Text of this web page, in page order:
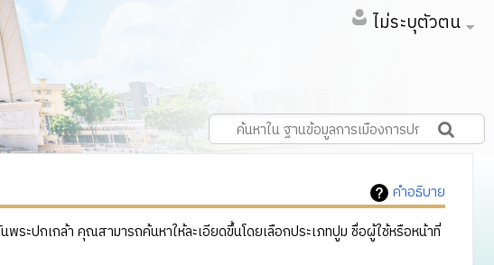
ไม่ระบุตัวตน
คำอธิบาย
ะปกเกล้า คุณสามารถค้นหาให้ละเอียดขึ้นโดยเลือกประเภทปูม ชื่อผู้ใช้หรือหน้าที่